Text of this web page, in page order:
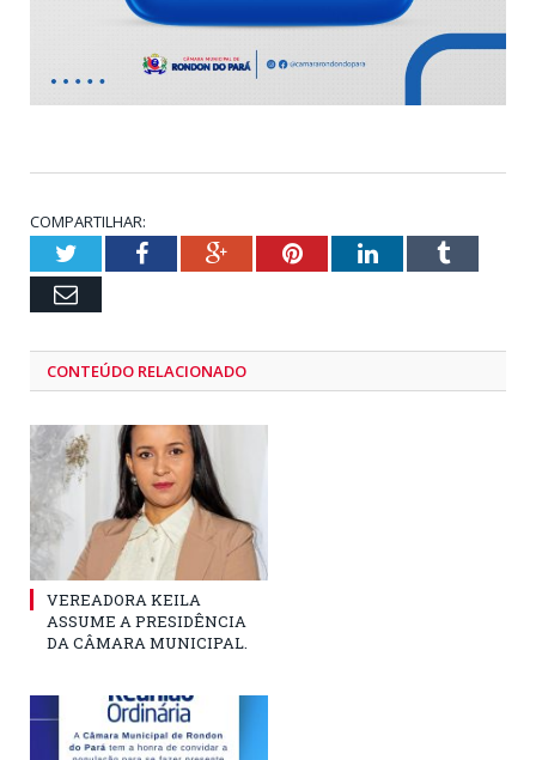
COMPARTILHAR:
TwitterFacebookGoogle+PinterestLinkedInTumblr
Email
CONTEÚDO RELACIONADO
VEREADORA KEILA
ASSUME A PRESIDÊNCIA
DA CÂMARA MUNICIPAL.